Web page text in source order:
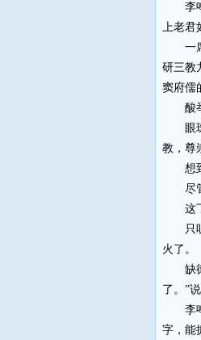
李鸣
上老君
一席
研三教
窦府儒
酸举
眼珠
教，尊
想到
尽管
这下
只听
火了。
缺德
了。”
李鸣
字，能